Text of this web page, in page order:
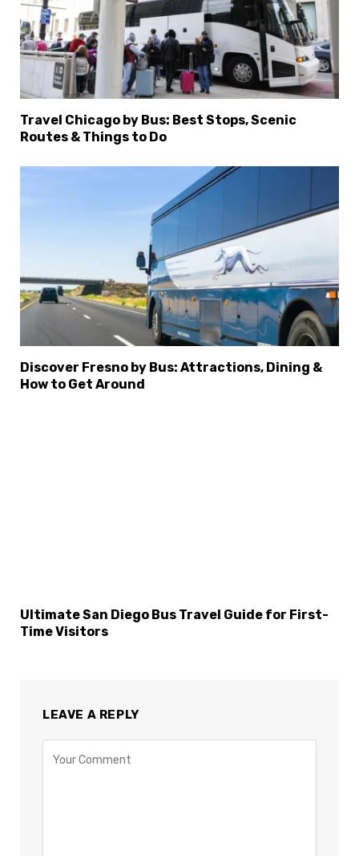
Travel Chicago by Bus: Best Stops, Scenic
Routes & Things to Do
Discover Fresno by Bus: Attractions, Dining &
How to Get Around
Ultimate San Diego Bus Travel Guide for First-
Time Visitors
LEAVE A REPLY
Select Language ×